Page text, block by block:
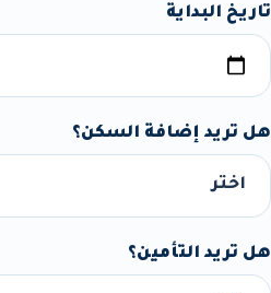
تاريخ البداية
هل تريد إضافة السكن؟
هل تريد التأمين؟